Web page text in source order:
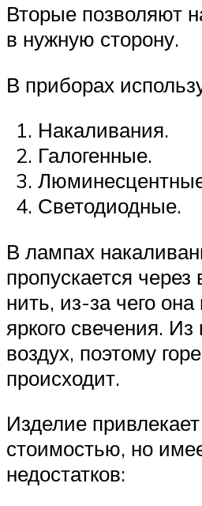
Вторые позволяют
в нужную сторону.
В приборах
Накаливания.
Галогенные.
Светодиодные.
В лампах
пропускается
нить, из-за чего она
яркого свечения.
воздух, поэтому
происходит.
Изделие
стоимостью, но
недостатков: